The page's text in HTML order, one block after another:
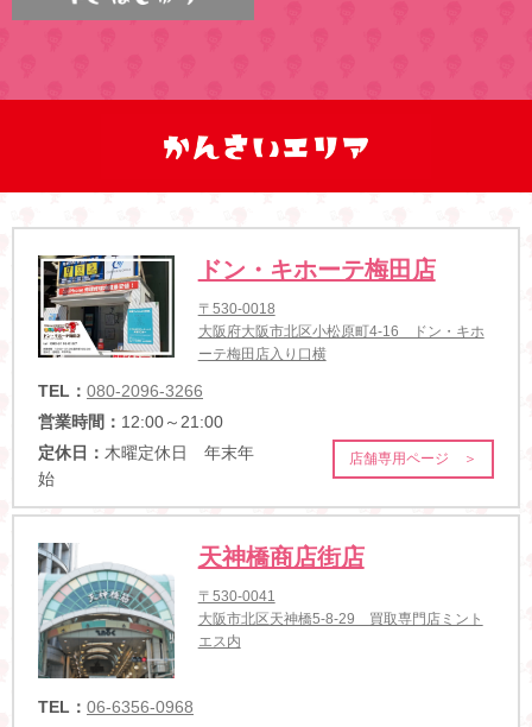
ドン・キホーテ梅田店
〒530-0018
大阪府大阪市北区小松原町4-16 ドン・キホ
ーテ梅田店入り口横
TEL： 080-2096-3266
営業時間： 12:00～21:00
定休日： 木曜定休日 年末年
始
店舗専用ページ ＞
天神橋商店街店
〒530-0041
大阪市北区天神橋5-8-29 買取専門店ミント
エス内
TEL： 06-6356-0968